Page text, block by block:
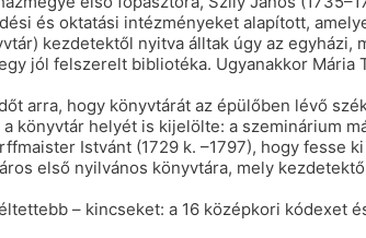
és oktatási intézményeket alapított,
kezdetektől nyitva álltak úgy az egyházi,
jól felszerelt bibliotéka. Ugyanakkor Mária
arra, hogy könyvtárát az épülőben lévő
könyvtár helyét is kijelölte: a szeminárium
Istvánt (1729 k. –1797), hogy fesse
első nyilvános könyvtára, mely
– kincseket: a 16 középkori kódexet